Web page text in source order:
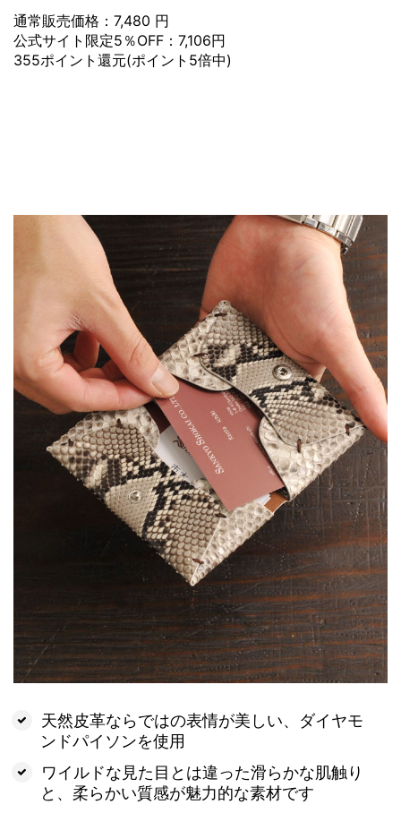
通常販売価格：7,480 円
公式サイト限定5％OFF：7,106円
355ポイント還元(ポイント5倍中)
天然皮革ならではの表情が美しい、ダイヤモ
ンドパイソンを使用
ワイルドな見た目とは違った滑らかな肌触り
と、柔らかい質感が魅力的な素材です